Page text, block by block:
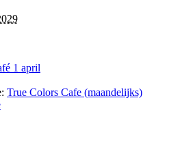
1 april
True Colors Cafe (maandelijks)